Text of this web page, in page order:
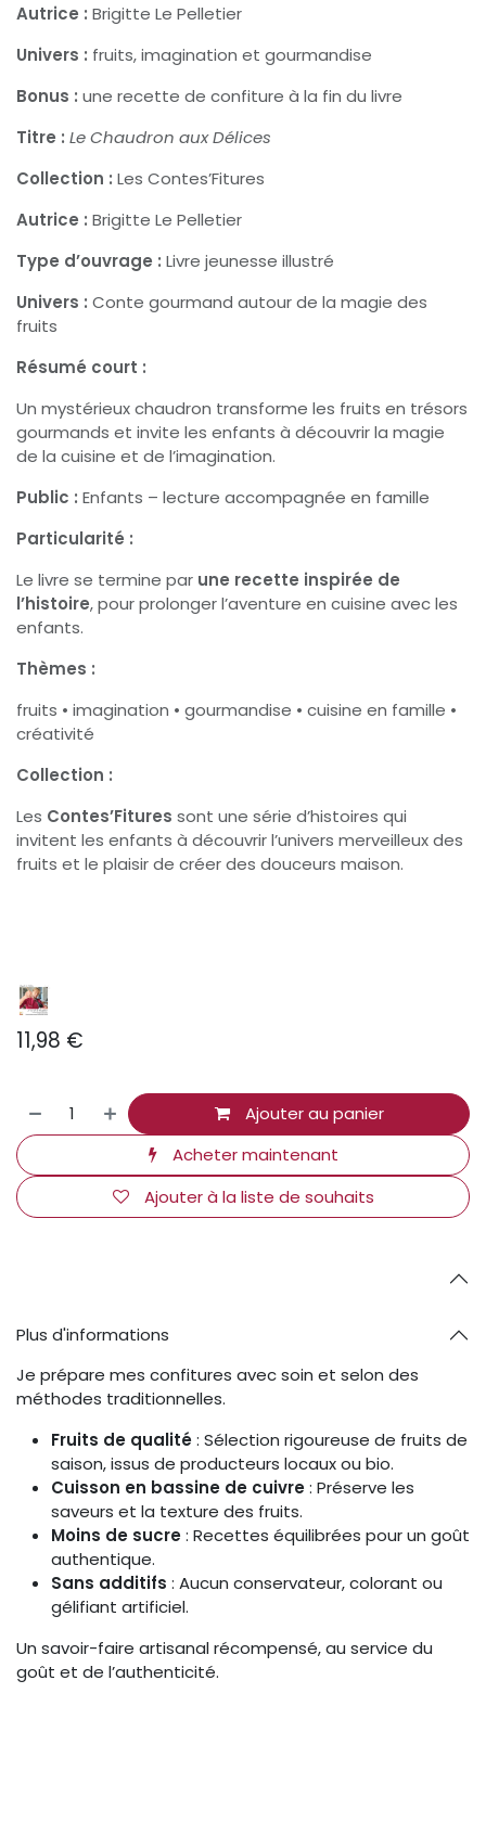
Autrice : Brigitte Le Pelletier
Univers : fruits, imagination et gourmandise
Bonus : une recette de confiture à la fin du livre
Titre : Le Chaudron aux Délices
Collection : Les Contes’Fitures
Autrice : Brigitte Le Pelletier
Type d’ouvrage : Livre jeunesse illustré
Univers : Conte gourmand autour de la magie des
fruits
Résumé court :
Un mystérieux chaudron transforme les fruits en trésors
gourmands et invite les enfants à découvrir la magie
de la cuisine et de l’imagination.
Public : Enfants – lecture accompagnée en famille
Particularité :
Le livre se termine par une recette inspirée de
l’histoire, pour prolonger l’aventure en cuisine avec les
enfants.
Thèmes :
fruits • imagination • gourmandise • cuisine en famille •
créativité
Collection :
Les Contes’Fitures sont une série d’histoires qui
invitent les enfants à découvrir l’univers merveilleux des
fruits et le plaisir de créer des douceurs maison.
11,98 €
Ajouter au panier
Acheter maintenant
Ajouter à la liste de souhaits
Plus d'informations
Je prépare mes confitures avec soin et selon des
méthodes traditionnelles.
Fruits de qualité: Sélection rigoureuse de fruits de
saison, issus de producteurs locaux ou bio.
Cuisson en bassine de cuivre: Préserve les
saveurs et la texture des fruits.
Moins de sucre: Recettes équilibrées pour un goût
authentique.
Sans additifs : Aucun conservateur, colorant ou
gélifiant artificiel.
Un savoir-faire artisanal récompensé, au service du
goût et de l’authenticité.